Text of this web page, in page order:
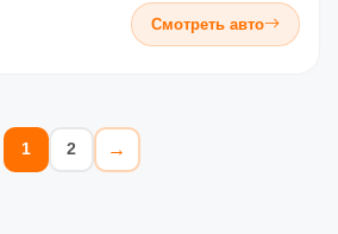
Смотреть авто
1 2 →